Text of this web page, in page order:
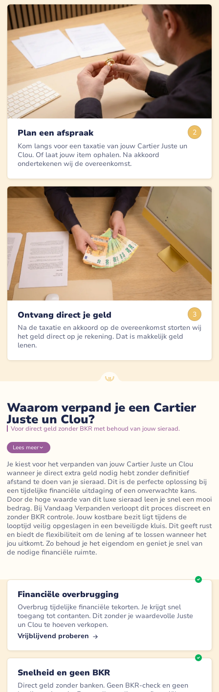
2
Plan een afspraak
Kom langs voor een taxatie van jouw Cartier Juste un
Clou. Of laat jouw item ophalen. Na akkoord
ondertekenen wij de overeenkomst.
3
Ontvang direct je geld
Na de taxatie en akkoord op de overeenkomst storten wij
het geld direct op je rekening. Dat is makkelijk geld
lenen.
Waarom verpand je een Cartier
Juste un Clou?
Voor direct geld zonder BKR met behoud van jouw sieraad.
Lees meer
Je kiest voor het verpanden van jouw Cartier Juste un Clou
wanneer je direct extra geld nodig hebt zonder definitief
afstand te doen van je sieraad. Dit is de perfecte oplossing bij
een tijdelijke financiële uitdaging of een onverwachte kans.
Door de hoge waarde van dit luxe sieraad leen je snel een mooi
bedrag. Bij Vandaag Verpanden verloopt dit proces discreet en
zonder BKR controle. Jouw kostbare bezit ligt tijdens de
looptijd veilig opgeslagen in een beveiligde kluis. Dit geeft rust
en biedt de flexibiliteit om de lening af te lossen wanneer het
jou uitkomt. Zo behoud je het eigendom en geniet je snel van
de nodige financiële ruimte.
Financiële overbrugging
Overbrug tijdelijke financiële tekorten. Je krijgt snel
toegang tot contanten. Dit zonder je waardevolle Juste
un Clou te hoeven verkopen.
Vrijblijvend proberen
Snelheid en geen BKR
Direct geld zonder banken. Geen BKR-check en geen